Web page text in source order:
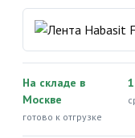
На складе в
Москве
готово к отгрузке